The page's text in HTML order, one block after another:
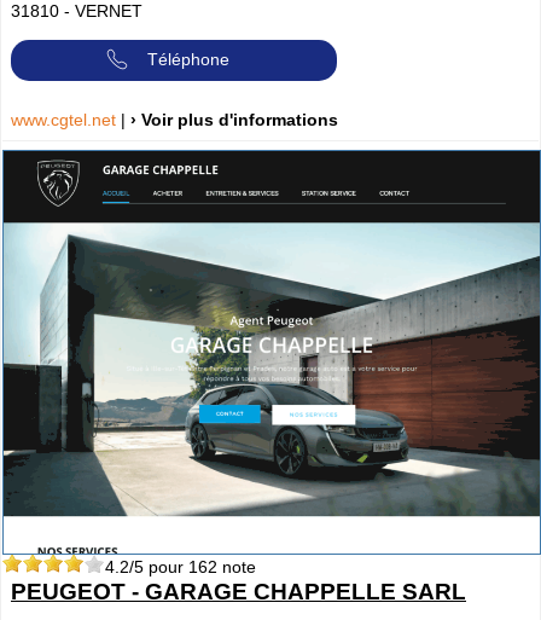
31810 - VERNET
Téléphone
www.cgtel.net | › Voir plus d'informations
4.2/5 pour 162 note
PEUGEOT - GARAGE CHAPPELLE SARL